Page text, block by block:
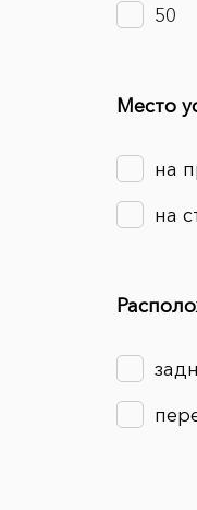
50
Место
на
на